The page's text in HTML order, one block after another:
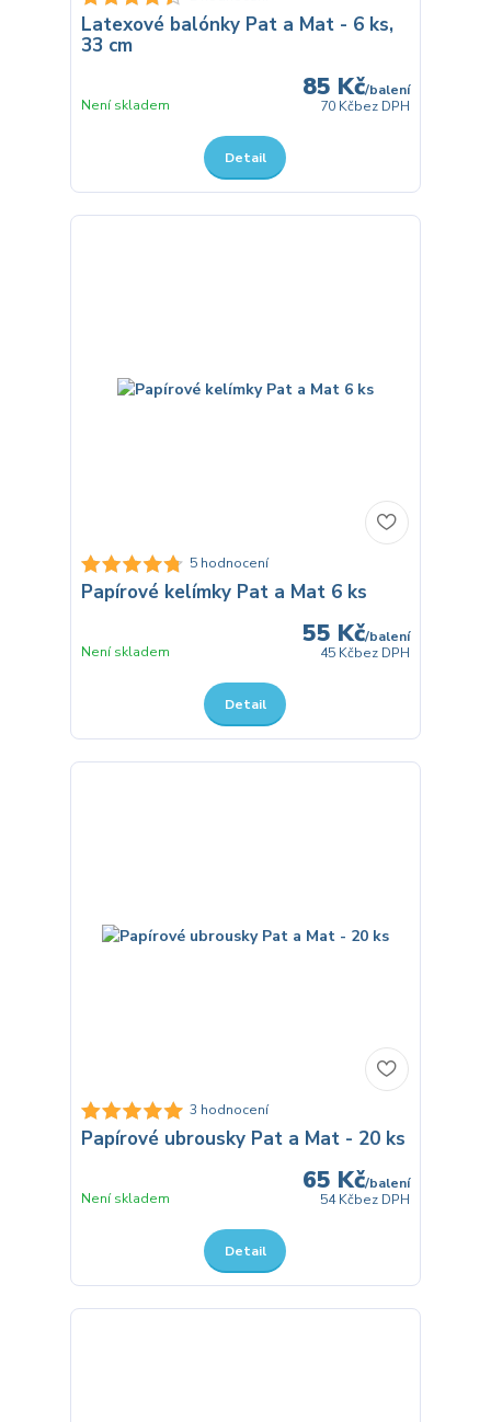
Latexové balónky Pat a Mat - 6 ks,
33 cm
85 Kč/balení
70 Kčbez DPH
Není skladem
Detail
5 hodnocení
Papírové kelímky Pat a Mat 6 ks
55 Kč/balení
45 Kčbez DPH
Není skladem
Detail
3 hodnocení
Papírové ubrousky Pat a Mat - 20 ks
65 Kč/balení
54 Kčbez DPH
Není skladem
Detail